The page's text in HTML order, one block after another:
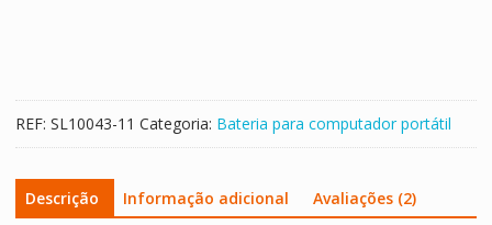
REF: SL10043-11 Categoria: Bateria para computador portátil
Descrição Informação adicional Avaliações (2)